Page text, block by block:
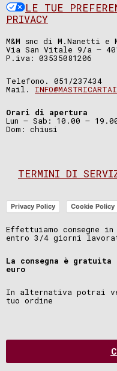
LE TUE
PRIVACY
M&M snc di M.Nanetti e
Via San Vitale 9/a –
P.iva: 03535081206
Telefono. 051/237434
Mail.
Orari di apertura
Lun – Sab: 10.00 –
Dom: chiusi
TERMINI DI
Privacy Policy Cookie Policy
Effettuiamo consegne
entro 3/4 giorni
La consegna è
euro
In alternativa potrai
tuo ordine